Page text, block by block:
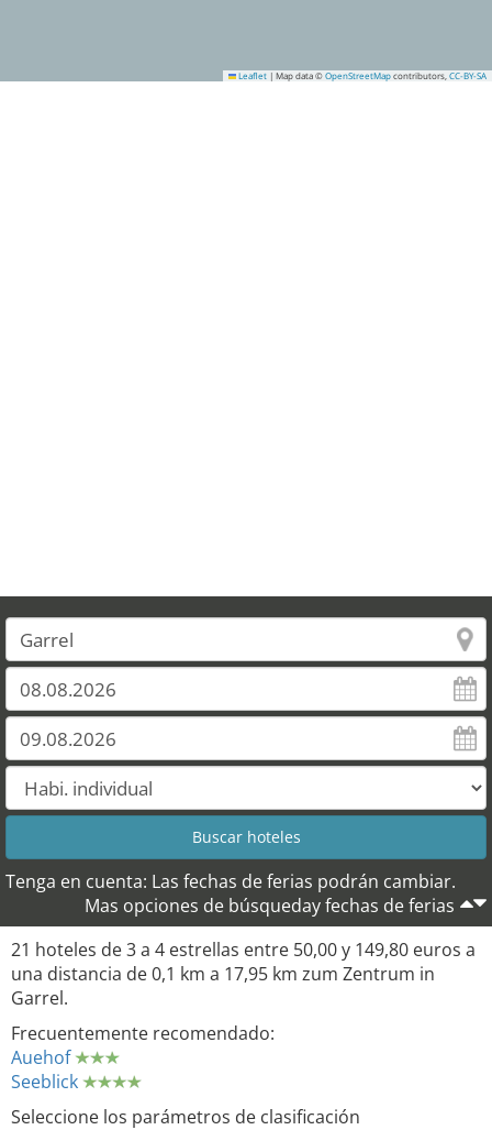
Leaflet | Map data © OpenStreetMap contributors, CC-BY-SA
Tenga en cuenta: Las fechas de ferias podrán cambiar.
Mas opciones de búsqueday fechas de ferias
21 hoteles de 3 a 4 estrellas entre 50,00 y 149,80 euros a
una distancia de 0,1 km a 17,95 km zum Zentrum in
Garrel.
Frecuentemente recomendado:
Auehof
Seeblick
Seleccione los parámetros de clasificación